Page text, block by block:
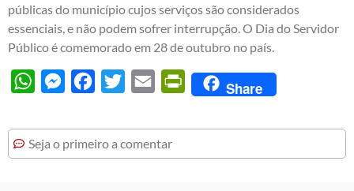
públicas do município cujos serviços são considerados
essenciais, e não podem sofrer interrupção. O Dia do Servidor
Público é comemorado em 28 de outubro no país.
WhatsAppMessengerFacebook
Twitter Email PrintFriendly
Share
Seja o primeiro a comentar